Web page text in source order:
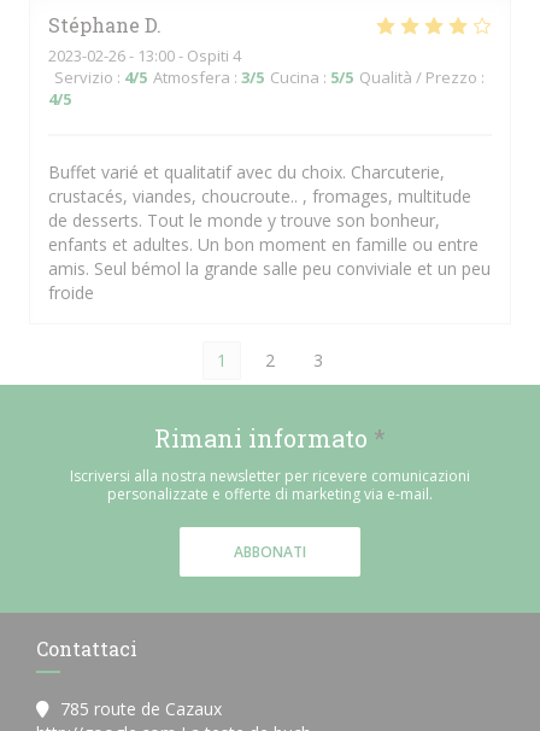
Stéphane D
2023-02-26- 13:00 - Ospiti 4
Servizio : 4/5 Atmosfera : 3/5 Cucina : 5/5 Qualità / Prezzo :
4/5
Buffet varié et qualitatif avec du choix. Charcuterie,
crustacés, viandes, choucroute.. , fromages, multitude
de desserts. Tout le monde y trouve son bonheur,
enfants et adultes. Un bon moment en famille ou entre
amis. Seul bémol la grande salle peu conviviale et un peu
froide
1 2 3
Rimani informato *
Iscriversi alla nostra newsletter per ricevere comunicazioni
personalizzate e offerte di marketing via e-mail.
ABBONATI
Contattaci
785 route de Cazaux